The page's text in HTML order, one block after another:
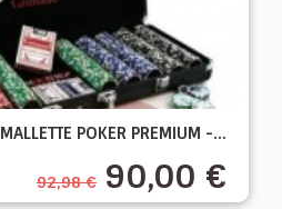
MALLETTE POKER PREMIUM -...
92,98 € 90,00 €